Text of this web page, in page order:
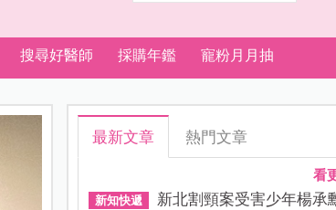
搜尋好醫師 採購年鑑 寵粉月月抽
最新文章 熱門文章
看
新知快遞 新北割頸案受害少年楊承